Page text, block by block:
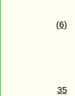
(6)
35